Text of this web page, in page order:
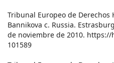
Tribunal Europeo de Derechos
Bannikova c. Russia.
de noviembre de 2010. https://
101589